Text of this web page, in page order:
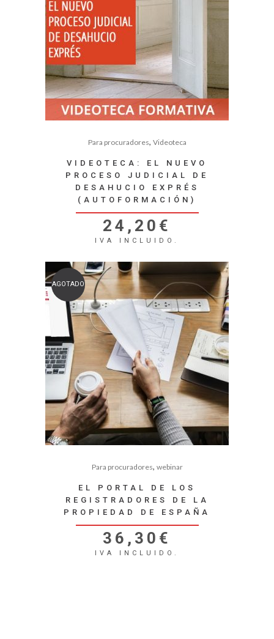
Para procuradores, Videoteca
VIDEOTECA: EL NUEVO
PROCESO JUDICIAL DE
DESAHUCIO EXPRÉS
(AUTOFORMACIÓN)
24,20 €
IVA INCLUIDO.
AGOTADO
Para procuradores, webinar
EL PORTAL DE LOS
REGISTRADORES DE LA
PROPIEDAD DE ESPAÑA
36,30 €
IVA INCLUIDO.